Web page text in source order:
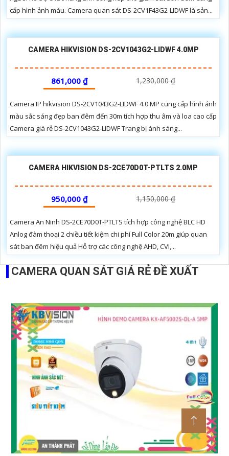
cấp hình ảnh màu. Camera quan sát DS-2CV1F43G2-LIDWF là sản...
CAMERA HIKVISION DS-2CV1043G2-LIDWF 4.0MP
861,000 ₫ 1,230,000 ₫
Camera IP hikvision DS-2CV1043G2-LIDWF 4.0 MP cung cấp hình ảnh
màu sắc sáng đẹp ban đêm đến 30m tích hợp thu âm và loa cao cấp
Camera giá rẻ DS-2CV1043G2-LIDWF Trang bị ánh sáng...
CAMERA HIKVISION DS-2CE70D0T-PTLTS 2.0MP
950,000 ₫ 1,150,000 ₫
Camera An Ninh DS-2CE70D0T-PTLTS tích hợp công nghệ BLC HD
Anlog đàm thoại 2 chiều tiết kiệm chi phí Full Color 20m giúp quan
sát ban đêm hiệu quả Hỗ trợ các công nghệ AHD, CVI,...
CAMERA QUAN SÁT GIÁ RẺ ĐỀ XUẤT